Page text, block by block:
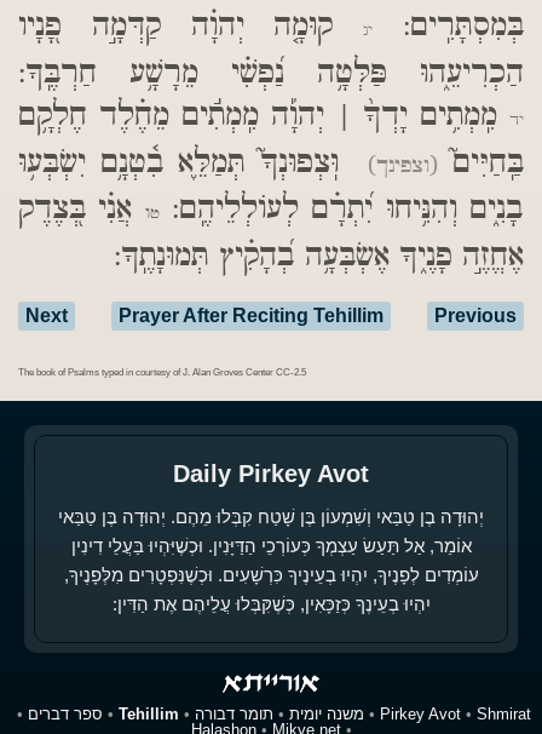
בְּמִסְתָּרִֽים:
יגקוּמָ֤ה יְהוָ֗ה קַדְּמָ֣ה פָ֭נָיו
הַכְרִיעֵ֑הוּ פַּלְּטָ֥ה נַ֝פְשִׁ֗י מֵרָשָׁ֥ע חַרְבֶּֽךָ:
יד מִֽמְתִ֥ים יָדְךָ֨ | יְהוָ֡ה מִֽמְתִ֬ים מֵחֶ֗לֶד חֶלְקָ֥ם
בַּֽחַיִּים֮ (וצפינך)
וּֽצְפוּנְךָ֮ תְּמַלֵּ֪א בִ֫טְנָ֥ם יִשְׂבְּע֥וּ
בָנִ֑ים וְהִנִּ֥יחוּ יִ֝תְרָ֗ם לְעוֹלְלֵיהֶֽם:טו
אֲנִ֗י בְּ֭צֶדֶק
אֶחֱזֶ֣ה פָנֶ֑יךָ אֶשְׂבְּעָ֥ה בְ֝הָקִ֗יץ תְּמוּנָתֶֽךָ:
Previous
Next Prayer After Reciting Tehillim
The book of Psalms typed in courtesy of J. Alan Groves Center CC-2.5
Daily Pirkey Avot
יְהוּדָה בֶן טַבַּאי וְשִׁמְעוֹן בֶּן שָׁטַח קִבְּלוּ מֵהֶם. יְהוּדָה בֶּן טַבַּאי
אוֹמֵר, אַל תַּעַשׂ עַצְמְךָ כְּעוֹרְכֵי הַדַּיָּנִין. וּכְשֶׁיִּהְיוּ בַּעֲלֵי דִינִין
עוֹמְדִים לְפָנֶיךָ, יִהְיוּ בְעֵינֶיךָ כִּרְשָׁעִים. וּכְשֶׁנִּפְטָרִים מִלְּפָנֶיךָ,
יִהְיוּ בְעֵינֶךָ כְּזַכָּאִין, כְּשֶׁקִּבְּלוּ עֲלֵיהֶם אֶת הַדִּין:
• ספר דברים • Tehillim • משנה יומית • תומר דבורה • Pirkey Avot• Shmirat
Halashon• Mikve.net•